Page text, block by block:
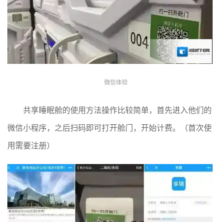
微信体验
共享睡眠舱的使用方法操作比较简单，首先进入他们的
微信小程序，之后扫码即可打开舱门，开始计费。（首次使
用需要注册）